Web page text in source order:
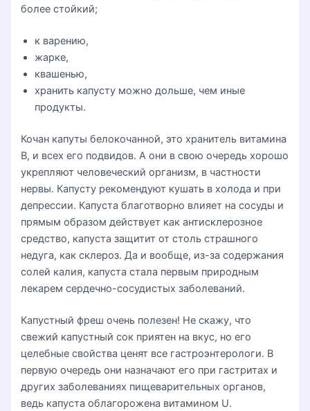
более стойкий;
к варению,
жарке,
квашенью,
хранить капусту можно дольше, чем иные
продукты.
Кочан капуты белокочанной, это хранитель витамина
B, и всех его подвидов. А они в свою очередь хорошо
укрепляют человеческий организм, в частности
нервы. Капусту рекомендуют кушать в холода и при
депрессии. Капуста благотворно влияет на сосуды и
прямым образом действует как антисклерозное
средство, капуста защитит от столь страшного
недуга, как склероз. Да и вообще, из-за содержания
солей калия, капуста стала первым природным
лекарем сердечно-сосудистых заболеваний.
Капустный фреш очень полезен! Не скажу, что
свежий капустный сок приятен на вкус, но его
целебные свойства ценят все гастроэнтерологи. В
первую очередь они назначают его при гастритах и
других заболеваниях пищеварительных органов,
ведь капуста облагорожена витамином U.